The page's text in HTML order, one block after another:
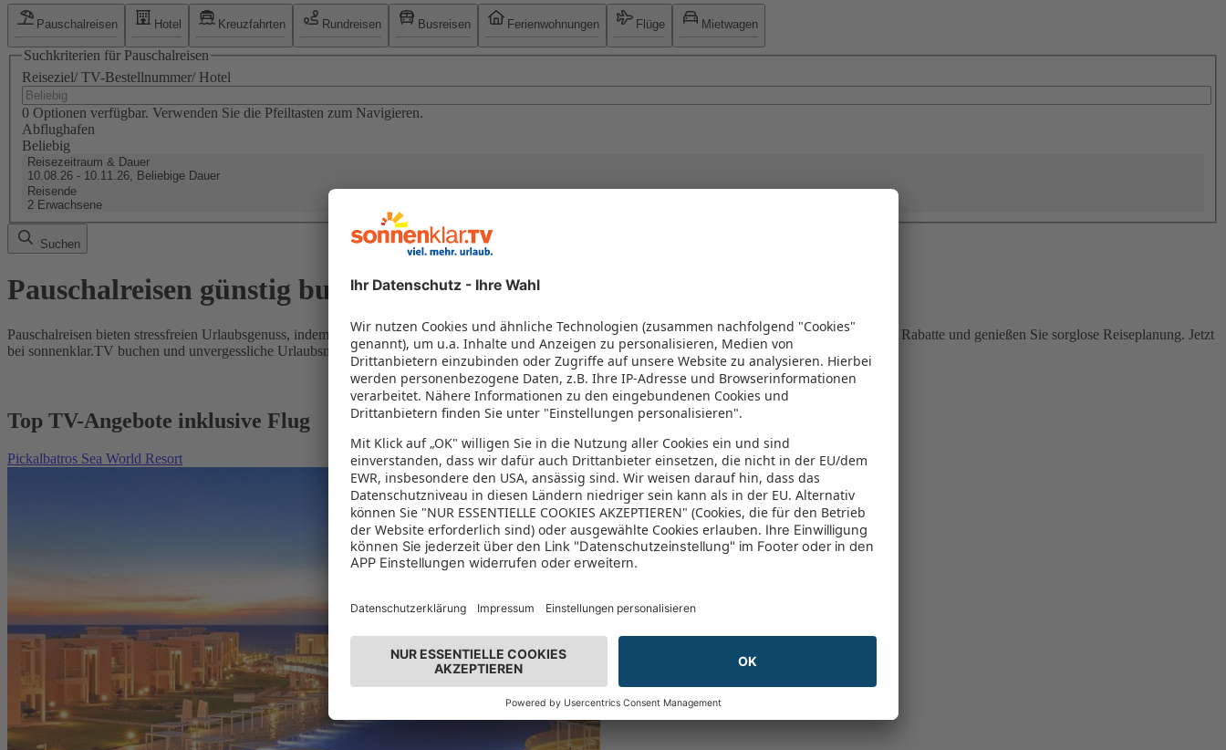
Pauschalreisen Hotel Kreuzfahrten Rundreisen Busreisen Ferienwohnungen Flüge Mietwagen
Suchkriterien für Pauschalreisen
Reiseziel/ TV-Bestellnummer/ Hotel
0 Optionen verfügbar. Verwenden Sie die Pfeiltasten zum Navigieren.
Abflughafen
Beliebig
Reisezeitraum & Dauer
10.08.26 - 10.11.26, Beliebige Dauer
Reisende
2 Erwachsene
Suchen
Pauschalreisen günstig buchen
Pauschalreisen bieten stressfreien Urlaubsgenuss, indem Flug und Hotel in einem Paket kombiniert werden – das spart Zeit und Geld. Nutzen Sie attraktive Rabatte und genießen Sie sorglose Reiseplanung. Jetzt
bei sonnenklar.TV buchen und unvergessliche Urlaubsmomente erleben!
Top TV-Angebote inklusive Flug
Pickalbatros Sea World Resort